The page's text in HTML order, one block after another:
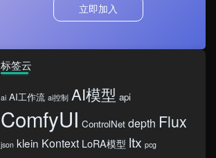
立即加入
标签云
ai AI工作流 ai控制 AI模型 api
ComfyUI ControlNet depth Flux
json klein Kontext LoRA模型 ltx pcg